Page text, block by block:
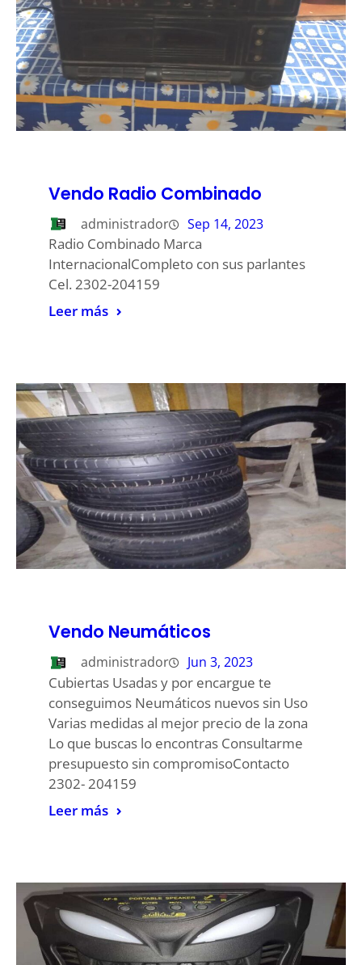
Vendo Radio Combinado
administrador Sep 14, 2023
Radio Combinado Marca
InternacionalCompleto con sus parlantes
Cel. 2302-204159
Leer más
Vendo Neumáticos
administrador Jun 3, 2023
Cubiertas Usadas y por encargue te
conseguimos Neumáticos nuevos sin Uso
Varias medidas al mejor precio de la zona
Lo que buscas lo encontras Consultarme
presupuesto sin compromisoContacto
2302- 204159
Leer más